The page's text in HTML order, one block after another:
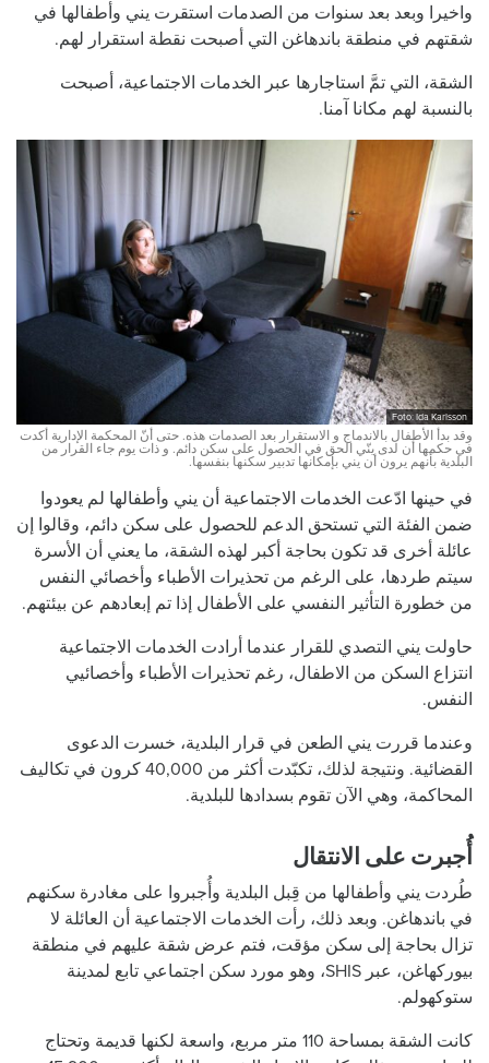
واخيرا وبعد بعد سنوات من الصدمات استقرت يني وأطفالها في
شقتهم في منطقة باندهاغن التي أصبحت نقطة استقرار لهم.
الشقة، التي تمَّ استاجارها عبر الخدمات الاجتماعية، أصبحت
بالنسبة لهم مكانا آمنا.
Foto: Ida Karlsson
وقد بدأ الأطفال بالاندماج و الاستقرار بعد الصدمات هذه. حتى أنّ المحكمة الإدارية أكدت
في حكمها أن لدى ينّي الحق في الحصول على سكن دائم. و ذات يوم جاء القرار من
البلدية بأنهم يرون أن يني بإمكانها تدبير سكنها بنفسها.
في حينها ادّعت الخدمات الاجتماعية أن يني وأطفالها لم يعودوا
ضمن الفئة التي تستحق الدعم للحصول على سكن دائم، وقالوا إن
عائلة أخرى قد تكون بحاجة أكبر لهذه الشقة، ما يعني أن الأسرة
سيتم طردها، على الرغم من تحذيرات الأطباء وأخصائي النفس
من خطورة التأثير النفسي على الأطفال إذا تم إبعادهم عن بيئتهم.
حاولت يني التصدي للقرار عندما أرادت الخدمات الاجتماعية
انتزاع السكن من الاطفال، رغم تحذيرات الأطباء وأخصائيي
النفس.
وعندما قررت يني الطعن في قرار البلدية، خسرت الدعوى
القضائية. ونتيجة لذلك، تكبّدت أكثر من 40,000 كرون في تكاليف
المحاكمة، وهي الآن تقوم بسدادها للبلدية.
أُجبرت على الانتقال
طُردت يني وأطفالها من قِبل البلدية وأُجبروا على مغادرة سكنهم
في باندهاغن. وبعد ذلك، رأت الخدمات الاجتماعية أن العائلة لا
تزال بحاجة إلى سكن مؤقت، فتم عرض شقة عليهم في منطقة
بيوركهاغن، عبر SHIS، وهو مورد سكن اجتماعي تابع لمدينة
ستوكهولم.
كانت الشقة بمساحة 110 متر مربع، واسعة لكنها قديمة وتحتاج